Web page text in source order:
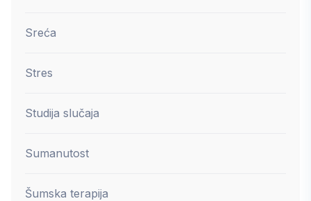
Sreća
Stres
Studija slučaja
Sumanutost
Šumska terapija